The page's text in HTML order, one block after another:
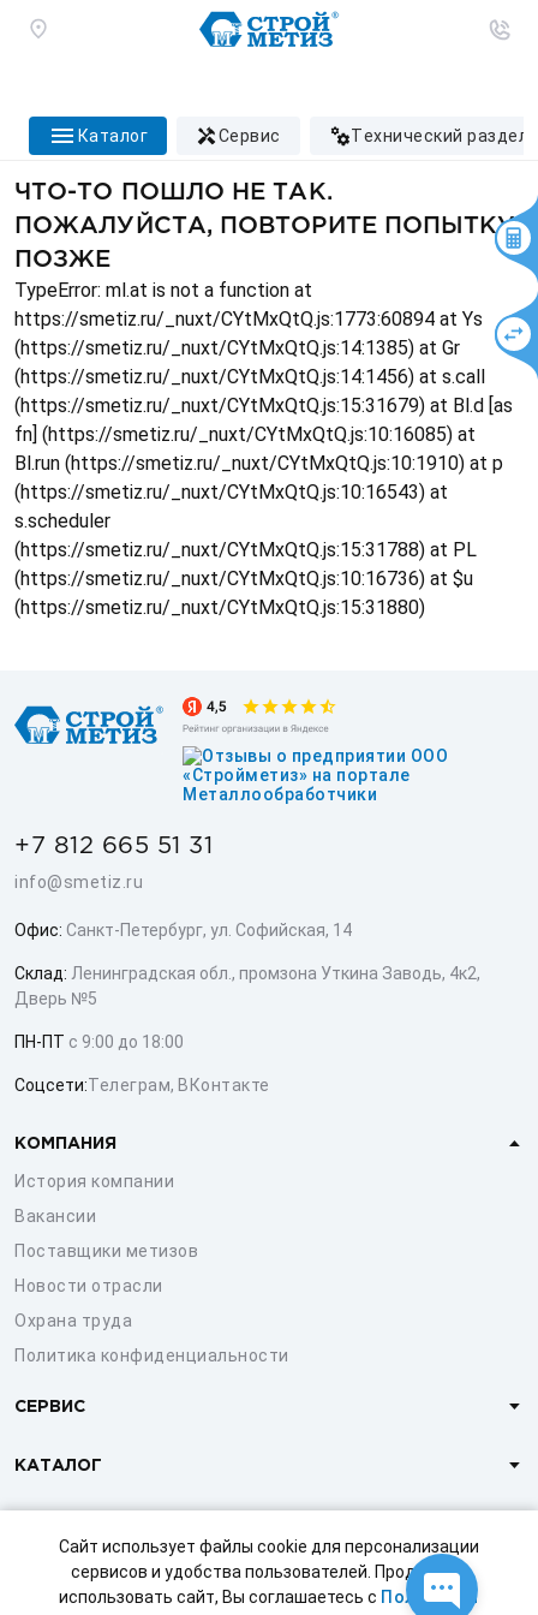
Сайт использует файлы cookie для персонализации
сервисов и удобства пользователей. Продолжая
использовать сайт, Вы соглашаетесь с Политикой
каталог сервис технический раздел
ЧТО-ТО ПОШЛО НЕ ТАК.
ПОЖАЛУЙСТА, ПОВТОРИТЕ ПОПЫТКУ
ПОЗЖЕ
TypeError: ml.at is not a function at
https://smetiz.ru/_nuxt/CYtMxQtQ.js:1773:60894 at Ys
(https://smetiz.ru/_nuxt/CYtMxQtQ.js:14:1385) at Gr
(https://smetiz.ru/_nuxt/CYtMxQtQ.js:14:1456) at s.call
(https://smetiz.ru/_nuxt/CYtMxQtQ.js:15:31679) at Bl.d [as
fn] (https://smetiz.ru/_nuxt/CYtMxQtQ.js:10:16085) at
Bl.run (https://smetiz.ru/_nuxt/CYtMxQtQ.js:10:1910) at p
(https://smetiz.ru/_nuxt/CYtMxQtQ.js:10:16543) at
s.scheduler
(https://smetiz.ru/_nuxt/CYtMxQtQ.js:15:31788) at PL
(https://smetiz.ru/_nuxt/CYtMxQtQ.js:10:16736) at $u
(https://smetiz.ru/_nuxt/CYtMxQtQ.js:15:31880)
+7 812 665 51 31
info@smetiz.ru
Офис: Санкт-Петербург, ул. Софийская, 14
Склад: Ленинградская обл., промзона Уткина Заводь, 4к2,
Дверь №5
ПН-ПТ с 9:00 до 18:00
Соцсети:Телеграм, ВКонтакте
КОМПАНИЯ
История компании
Вакансии
Поставщики метизов
Новости отрасли
Охрана труда
Политика конфиденциальности
СЕРВИС
КАТАЛОГ